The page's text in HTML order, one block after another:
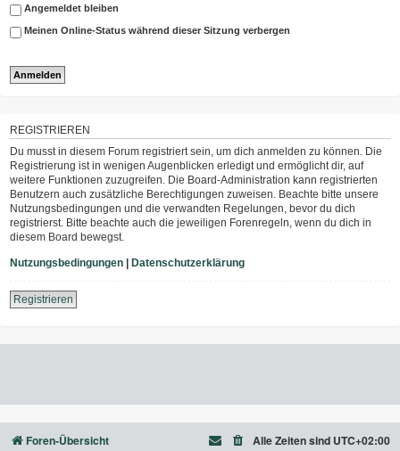
Angemeldet bleiben
Meinen Online-Status während dieser Sitzung verbergen
REGISTRIEREN
Du musst in diesem Forum registriert sein, um dich anmelden zu können. Die
Registrierung ist in wenigen Augenblicken erledigt und ermöglicht dir, auf
weitere Funktionen zuzugreifen. Die Board-Administration kann registrierten
Benutzern auch zusätzliche Berechtigungen zuweisen. Beachte bitte unsere
Nutzungsbedingungen und die verwandten Regelungen, bevor du dich
registrierst. Bitte beachte auch die jeweiligen Forenregeln, wenn du dich in
diesem Board bewegst.
Nutzungsbedingungen | Datenschutzerklärung
Registrieren
Foren-Übersicht Alle Zeiten sind UTC+02:00